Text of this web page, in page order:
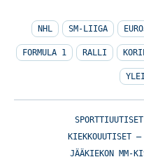
NHL SM-LIIGA
FORMULA 1 RALLI
KIEKKOUUTISET
JÄÄKIEKON MM-